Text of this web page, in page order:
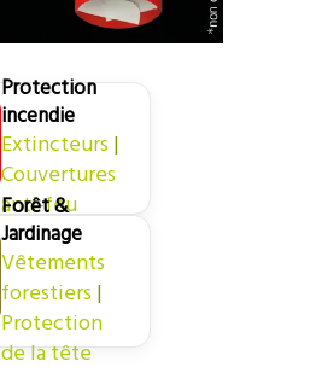
Protection
incendie
Extincteurs|
Couvertures
anti-feu
Forêt &
Jardinage
Vêtements
forestiers|
Protection
de la tête